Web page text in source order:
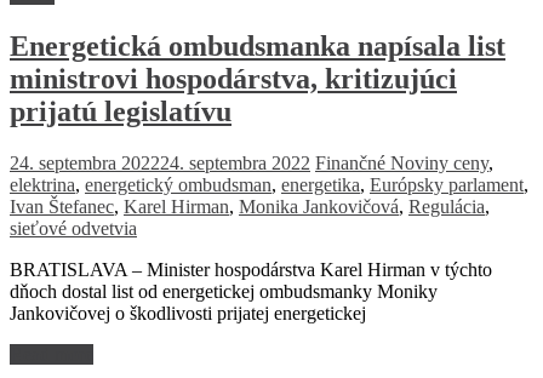
Energetická ombudsmanka napísala list
ministrovi hospodárstva, kritizujúci
prijatú legislatívu
24. septembra 202224. septembra 2022 Finančné Noviny ceny,
elektrina, energetický ombudsman, energetika, Európsky parlament,
Ivan Štefanec, Karel Hirman, Monika Jankovičová, Regulácia,
sieťové odvetvia
BRATISLAVA – Minister hospodárstva Karel Hirman v týchto
dňoch dostal list od energetickej ombudsmanky Moniky
Jankovičovej o škodlivosti prijatej energetickej